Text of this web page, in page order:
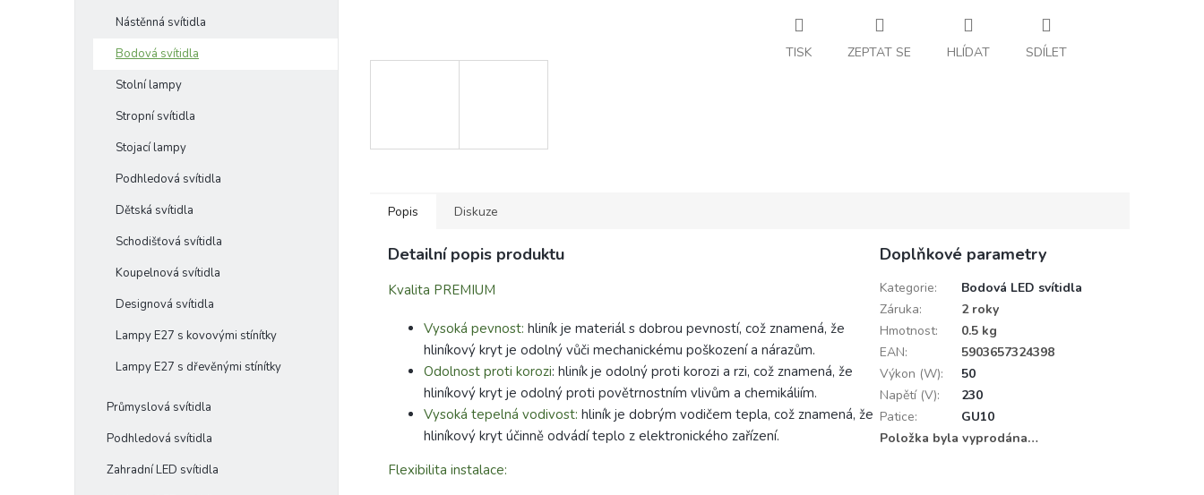
Nástěnná svítidla
Bodová svítidla
Stolní lampy
Stropní svítidla
Stojací lampy
Podhledová svítidla
Dětská svítidla
Schodišťová svítidla
Koupelnová svítidla
Designová svítidla
Lampy E27 s kovovými stínítky
Lampy E27 s dřevěnými stínítky
Průmyslová svítidla
Podhledová svítidla
Zahradní LED svítidla
TISK ZEPTAT SE HLÍDAT SDÍLET
Popis Diskuze
Detailní popis produktu
Kvalita PREMIUM
Vysoká pevnost: hliník je materiál s dobrou pevností, což znamená, že
hliníkový kryt je odolný vůči mechanickému poškození a nárazům.
Odolnost proti korozi: hliník je odolný proti korozi a rzi, což znamená, že
hliníkový kryt je odolný proti povětrnostním vlivům a chemikáliím.
Vysoká tepelná vodivost: hliník je dobrým vodičem tepla, což znamená, že
hliníkový kryt účinně odvádí teplo z elektronického zařízení.
Flexibilita instalace:
Doplňkové parametry
Kategorie:
Bodová LED svítidla
Záruka:
2 roky
Hmotnost:
0.5 kg
EAN:
5903657324398
Výkon (W):
50
Napětí (V):
230
Patice:
GU10
Položka byla vyprodána…